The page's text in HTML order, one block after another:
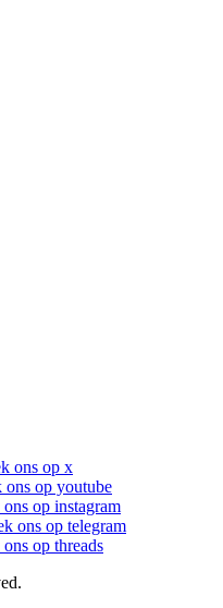
ons op x
ons op youtube
op instagram
ons op telegram
op threads